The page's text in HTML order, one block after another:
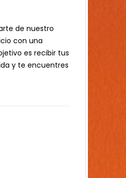
de nuestro
con una
es recibir tus
y te encuentres